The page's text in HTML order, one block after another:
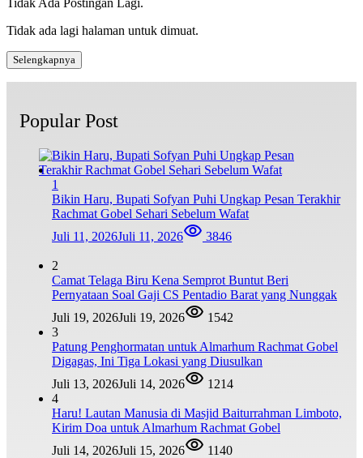
Tidak ada lagi halaman untuk dimuat.
Selengkapnya
Popular Post
1
Bikin Haru, Bupati Sofyan Puhi Ungkap Pesan Terakhir
Rachmat Gobel Sehari Sebelum Wafat
Juli 11, 2026Juli 11, 2026 3846
2
Camat Telaga Biru Kena Semprot Buntut Beri
Pernyataan Soal Gaji CS Pentadio Barat yang Nunggak
Juli 19, 2026Juli 19, 2026
1542
3
Patung Penghormatan untuk Almarhum Rachmat Gobel
Digagas, Ini Tiga Lokasi yang Diusulkan
Juli 13, 2026Juli 14, 2026
1214
4
Haru! Lautan Manusia di Masjid Baiturrahman Limboto,
Kirim Doa untuk Almarhum Rachmat Gobel
Juli 14, 2026Juli 15, 2026
1140